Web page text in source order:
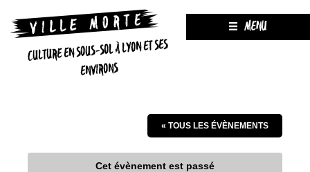
CULTURE EN SOUS-SOL À LYON ET SES
ENVIRONS
MENU
« TOUS LES ÉVÈNEMENTS
Cet évènement est passé